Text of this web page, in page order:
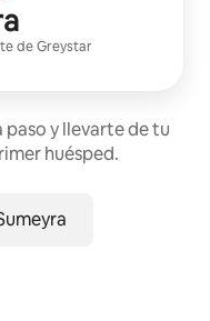
deGreystar
paso y llevarte de tu
huésped.